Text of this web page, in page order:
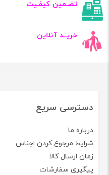
تضـمین کیفـیت
خریــد آنلاین
دسترسی سریع
درباره ما
شرایط مرجوع کردن اجناس
زمان ارسال کالا
پیگیری سفارشات